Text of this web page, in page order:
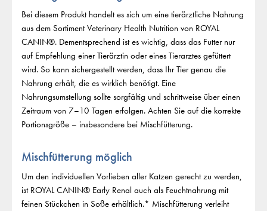
Bei diesem Produkt handelt es sich um eine tierärztliche Nahrung
aus dem Sortiment Veterinary Health Nutrition von ROYAL
CANIN®. Dementsprechend ist es wichtig, dass das Futter nur
auf Empfehlung einer Tierärztin oder eines Tierarztes gefüttert
wird. So kann sichergestellt werden, dass Ihr Tier genau die
Nahrung erhält, die es wirklich benötigt. Eine
Nahrungsumstellung sollte sorgfältig und schrittweise über einen
Zeitraum von 7–10 Tagen erfolgen. Achten Sie auf die korrekte
Portionsgröße – insbesondere bei Mischfütterung.
Mischfütterung möglich
Um den individuellen Vorlieben aller Katzen gerecht zu werden,
ist ROYAL CANIN® Early Renal auch als Feuchtnahrung mit
feinen Stückchen in Soße erhältlich.* Mischfütterung verleiht